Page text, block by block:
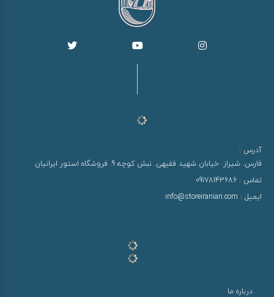
آدرس :
فارس. شیراز. خیابان شهید فقیهی. نبش کوچه 9. فروشگاه استور ایرانیان
تماس : 09178143686
ایمیل : info@storeiranian.com
درباره ما